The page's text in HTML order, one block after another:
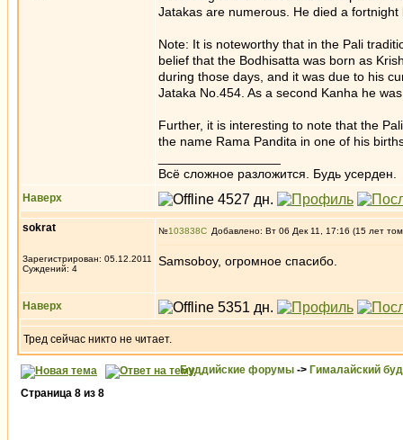
Jatakas are numerous. He died a fortnight
Note: It is noteworthy that in the Pali
belief that the Bodhisatta was born as
during those days, and it was due to his
Jataka No.454. As a second Kanha he
Further, it is interesting to note that the
the name Rama Pandita in one of his
Всё сложное разложится. Будь усерден.
Наверх
sokrat
Зарегистрирован: 05.12.2011
Суждений: 4
№103838 Добавлено: Вт 06 Дек 11, 17:16 (15 лет
Samsoboy, огромное спасибо.
Наверх
Тред сейчас никто не читает.
Буддийские форумы -> Гималайский
Страница 8 из 8